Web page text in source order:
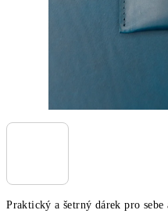
Praktický a šetrný dárek pro